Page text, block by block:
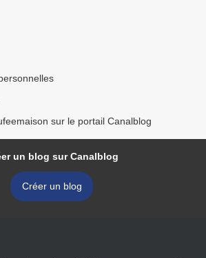
sur le portail Canalblog
un blog sur Canalblog
Créer un blog